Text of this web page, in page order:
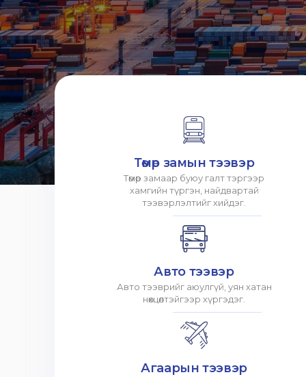
Төмөр замын тээвэр
Төмөр замаар буюу галт тэргээр
хамгийн түргэн, найдвартай
тээвэрлэлтийг хийдэг.
Авто тээвэр
Авто тээврийг аюулгүй, уян хатан
нөхцөлтэйгээр хүргэдэг.
Агаарын тээвэр